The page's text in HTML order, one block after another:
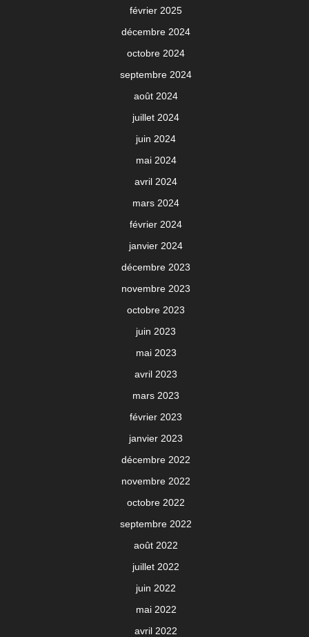
février 2025
décembre 2024
octobre 2024
septembre 2024
août 2024
juillet 2024
juin 2024
mai 2024
avril 2024
mars 2024
février 2024
janvier 2024
décembre 2023
novembre 2023
octobre 2023
juin 2023
mai 2023
avril 2023
mars 2023
février 2023
janvier 2023
décembre 2022
novembre 2022
octobre 2022
septembre 2022
août 2022
juillet 2022
juin 2022
mai 2022
avril 2022